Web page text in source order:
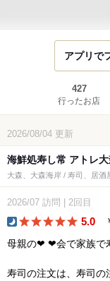
アプリで
427
行ったお店
2026/08/04 更新
海鮮処寿し常 アトレ
大森、大森海岸 / 寿司、居酒
2026/07 訪問 2回目
5.0
母親の‪‪❤︎‬ ‪‪❤︎‬会で家族で
寿司の注文は、寿司の